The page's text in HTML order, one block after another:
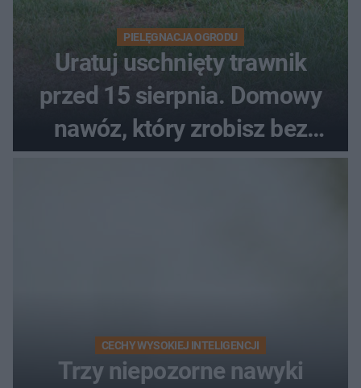
PIELĘGNACJA OGRODU
Uratuj uschnięty trawnik
przed 15 sierpnia. Domowy
nawóz, który zrobisz bez
wydawania pieniędzy
CECHY WYSOKIEJ INTELIGENCJI
Trzy niepozorne nawyki